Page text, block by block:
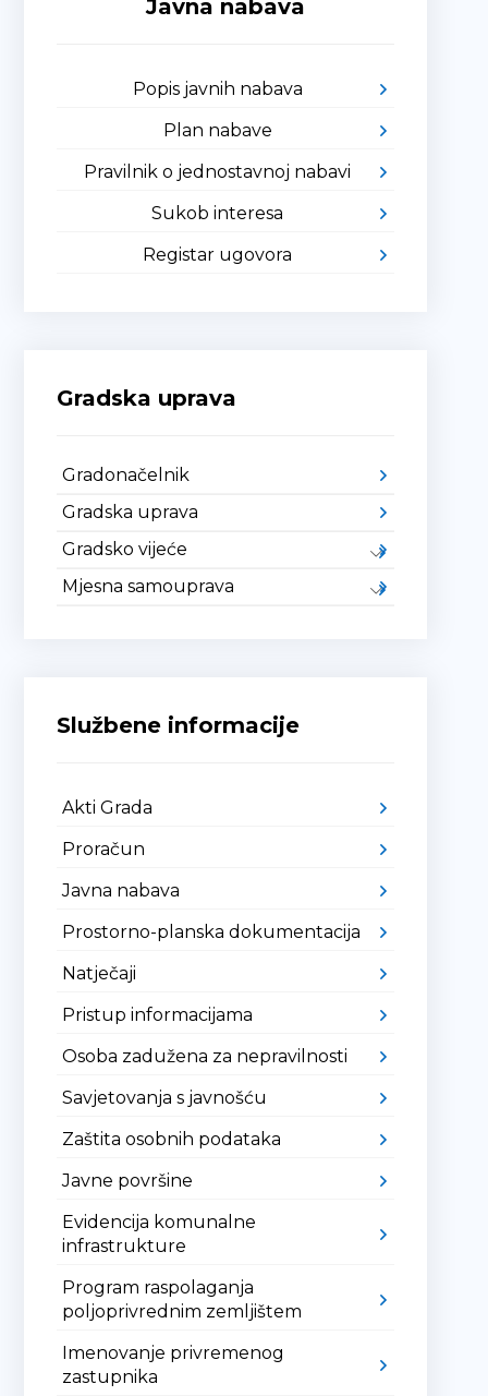
Javna nabava
Popis javnih nabava
Plan nabave
Pravilnik o jednostavnoj nabavi
Sukob interesa
Registar ugovora
Gradska uprava
Gradonačelnik
Gradska uprava
Gradsko vijeće
Mjesna samouprava
Službene informacije
Akti Grada
Proračun
Javna nabava
Prostorno-planska dokumentacija
Natječaji
Pristup informacijama
Osoba zadužena za nepravilnosti
Savjetovanja s javnošću
Zaštita osobnih podataka
Javne površine
Evidencija komunalne
infrastrukture
Program raspolaganja
poljoprivrednim zemljištem
Imenovanje privremenog
zastupnika